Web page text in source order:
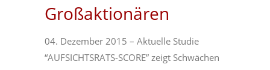
Großaktionären
04. Dezember 2015 – Aktuelle Studie
“AUFSICHTSRATS-SCORE” zeigt Schwächen